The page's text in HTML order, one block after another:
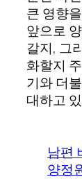
큰 영향
앞으로
갈지, 그
화할지
기와 더
대하고
남편
양정